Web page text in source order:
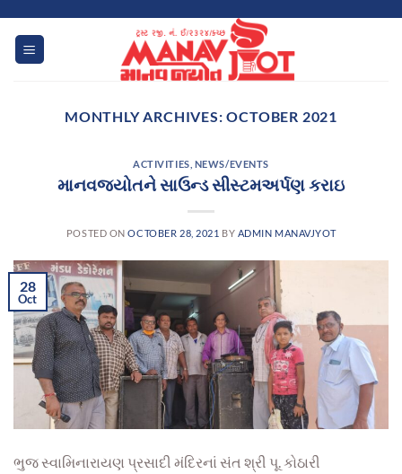
content
MONTHLY ARCHIVES:OCTOBER 2021
ACTIVITIES NEWS/EVENTS
માનવજ્યોતને સાઉન્ડ સીસ્ટમઅર્પણ કરાઇ
POSTED ONOCTOBER 28, 2021 BY ADMIN MANAVJYOT
28
Oct
ભુજ સ્વામિનારાયણ પ્રસાદી મંદિરનાં સંત શ્રી પૂ. કોઠારી